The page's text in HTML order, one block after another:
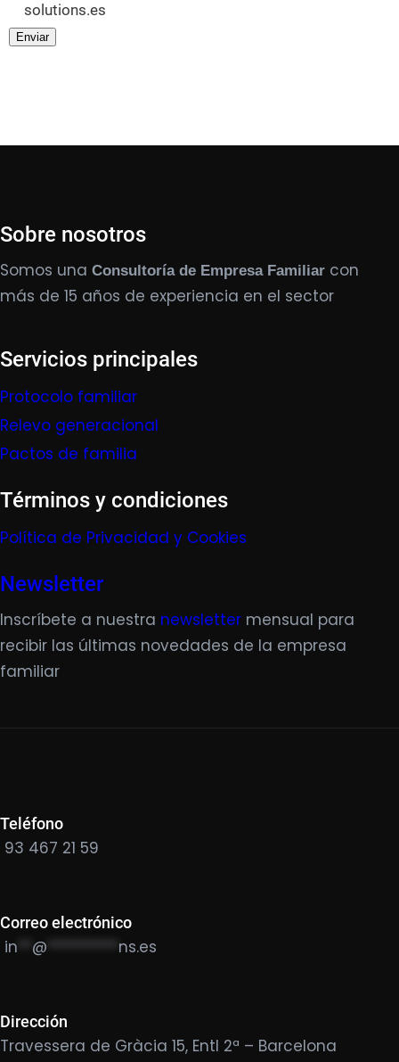
solutions.es
Sobre nosotros
Somos una Consultoría de Empresa Familiar con
más de 15 años de experiencia en el sector
Servicios principales
Protocolo familiar
Relevo generacional
Pactos de familia
Términos y condiciones
Política de Privacidad y Cookies
Newsletter
Inscríbete a nuestra newsletter mensual para
recibir las últimas novedades de la empresa
familiar
Teléfono
93 467 21 59
Correo electrónico
in @ ********** ns.es
Dirección
Travessera de Gràcia 15, Entl 2ª – Barcelona